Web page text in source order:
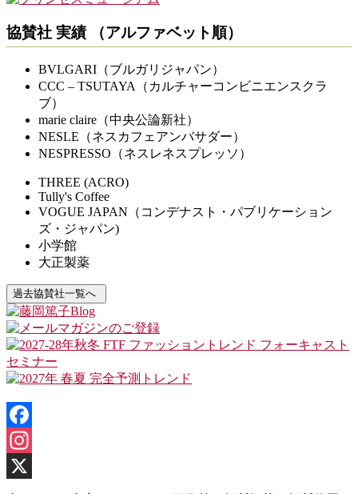
協賛社 実績 （アルファベット順）
BVLGARI（ブルガリジャパン）
CCC – TSUTAYA（カルチャーコンビニエンスクラ
ブ）
marie claire（中央公論新社）
NESLE（ネスカフェアンバサダー）
NESPRESSO（ネスレネスプレッソ）
THREE (ACRO)
Tully's Coffee
VOGUE JAPAN（コンデナスト・パブリケーション
ズ・ジャパン)
小学館
大正製薬
過去協賛社一覧へ
Facebook
Instagram